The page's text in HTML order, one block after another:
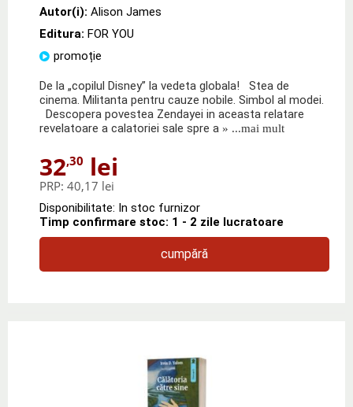
Autor(i): Alison James
Editura: FOR YOU
promoție
De la „copilul Disney” la vedeta globala! Stea de
cinema. Militanta pentru cauze nobile. Simbol al modei.
Descopera povestea Zendayei in aceasta relatare
revelatoare a calatoriei sale spre a » ...mai mult
32,30 lei
PRP: 40,17 lei
Disponibilitate: In stoc furnizor
Timp confirmare stoc: 1 - 2 zile lucratoare
cumpără